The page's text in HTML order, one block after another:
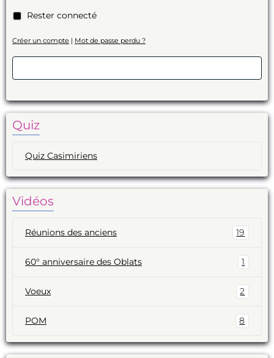
Rester connecté
Créer un compte | Mot de passe perdu ?
Quiz
Quiz Casimiriens
Vidéos
Réunions des anciens 19
60° anniversaire des Oblats 1
Voeux 2
POM 8